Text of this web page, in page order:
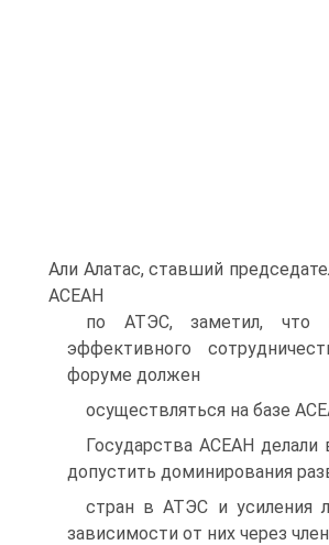
Али Алатас, ставший
АСЕАН
по АТЭС, заметил, что
эффективного
форуме должен
осуществляться на базе
Государства АСЕАН делали
допустить доминирования
стран в АТЭС и усиления
зависимости от них через